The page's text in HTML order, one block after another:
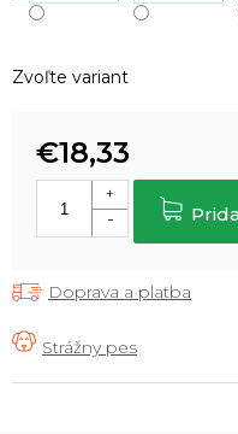
Zvoľte variant
€18,33
Jednotková
cena:
Doprava a platba